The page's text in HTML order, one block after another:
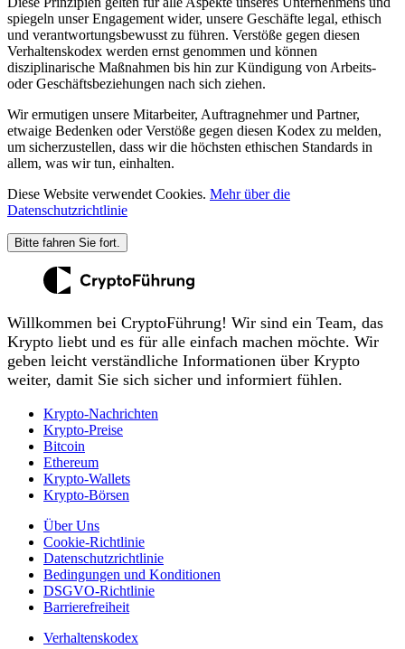
spiegeln unser Engagement wider, unsere Geschäfte legal, ethisch
und verantwortungsbewusst zu führen. Verstöße gegen diesen
Verhaltenskodex werden ernst genommen und können
disziplinarische Maßnahmen bis hin zur Kündigung von Arbeits-
oder Geschäftsbeziehungen nach sich ziehen.
Wir ermutigen unsere Mitarbeiter, Auftragnehmer und Partner,
etwaige Bedenken oder Verstöße gegen diesen Kodex zu melden,
um sicherzustellen, dass wir die höchsten ethischen Standards in
allem, was wir tun, einhalten.
Diese Website verwendet Cookies. Mehr über die
Datenschutzrichtlinie
Bitte fahren Sie fort.
Willkommen bei CryptoFührung! Wir sind ein Team, das
Krypto liebt und es für alle einfach machen möchte. Wir
geben leicht verständliche Informationen über Krypto
weiter, damit Sie sich sicher und informiert fühlen.
Krypto-Nachrichten
Krypto-Preise
Bitcoin
Ethereum
Krypto-Wallets
Krypto-Börsen
Über Uns
Cookie-Richtlinie
Datenschutzrichtlinie
Bedingungen und Konditionen
DSGVO-Richtlinie
Barrierefreiheit
Verhaltenskodex